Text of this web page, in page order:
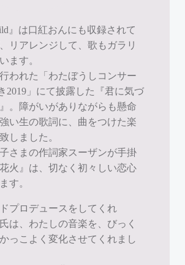
』は口紅おんにも収録されて
リアレンジして、歌もガラリ
ます。
われた「わたぼうしコンサー
2019」にて披露した『君に気づ
。障がいがありながらも懸命
い生の歌詞に、曲をつけた楽
しました。
さまの作詞家スーザンが手掛
火』は、切なく初々しい恋心
す。
プロデュースをしてくれ
は、わたしの音楽を、びっく
っこよく変化させてくれまし